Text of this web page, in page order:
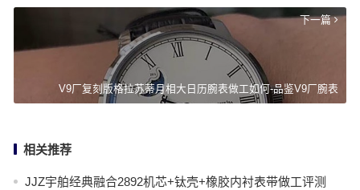
下一篇
V9厂复刻版格拉苏蒂月相大日历腕表做工如何-品鉴V9厂腕表
相关推荐
JJZ宇舶经典融合2892机芯+钛壳+橡胶内衬表带做工评测